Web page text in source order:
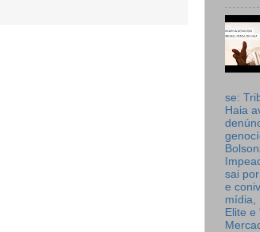
se:
Haia
sai
e
mídia,
Elite e